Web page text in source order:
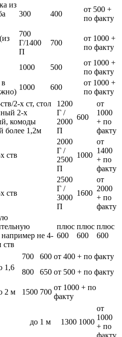
из
300 400
от 500 +
по факту
700
Г/1400
П
700
от 1000 +
по факту
1000 500
от 1000 +
по факту
1000 600
от 1000 +
по факту
2-х ст, стол
2-х
комоды
более 1,2м
1200
Г /
2000
П
600
от
1000
+ по
факту
ств
2000
Г /
2500
П
1000
от
1400
+ по
факту
ств
2500
Г /
3000
П
1600
от
2000
+ по
факту
например не 4-
ств
плюс
600
плюс
600
плюс
600
700 600 от 400 + по факту
1,6
800 650 от 500 + по факту
2 м 1500 700
от 1000 + по
факту
до 1 м 1300 1000
от
1000
+ по